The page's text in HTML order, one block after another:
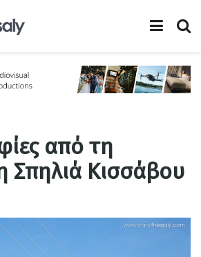
από τη
Σπηλιά Κισσάβου